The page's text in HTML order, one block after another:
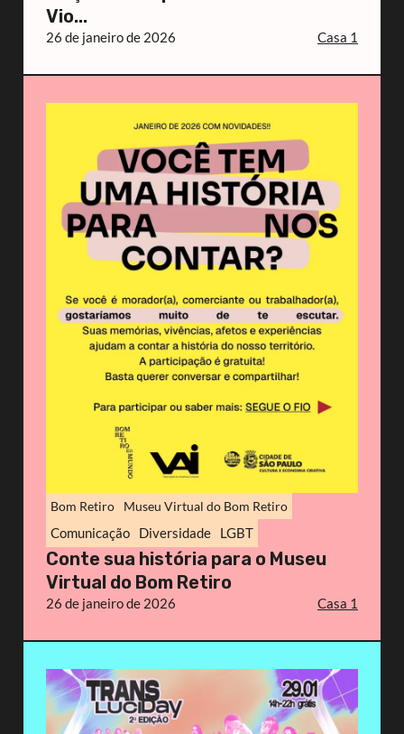
Vio...
26 de janeiro de 2026 Casa 1
Bom Retiro Museu Virtual do Bom Retiro
Comunicação Diversidade LGBT
Conte sua história para o Museu
Virtual do Bom Retiro
26 de janeiro de 2026 Casa 1